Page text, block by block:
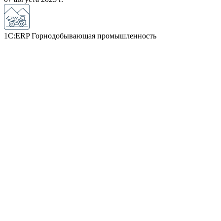
1С:ERP Горнодобывающая промышленность